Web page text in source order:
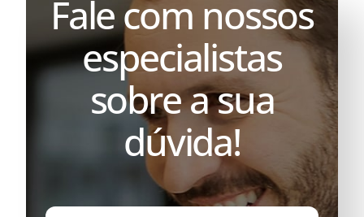
Fale com nossos
especialistas
sobre a sua
dúvida!